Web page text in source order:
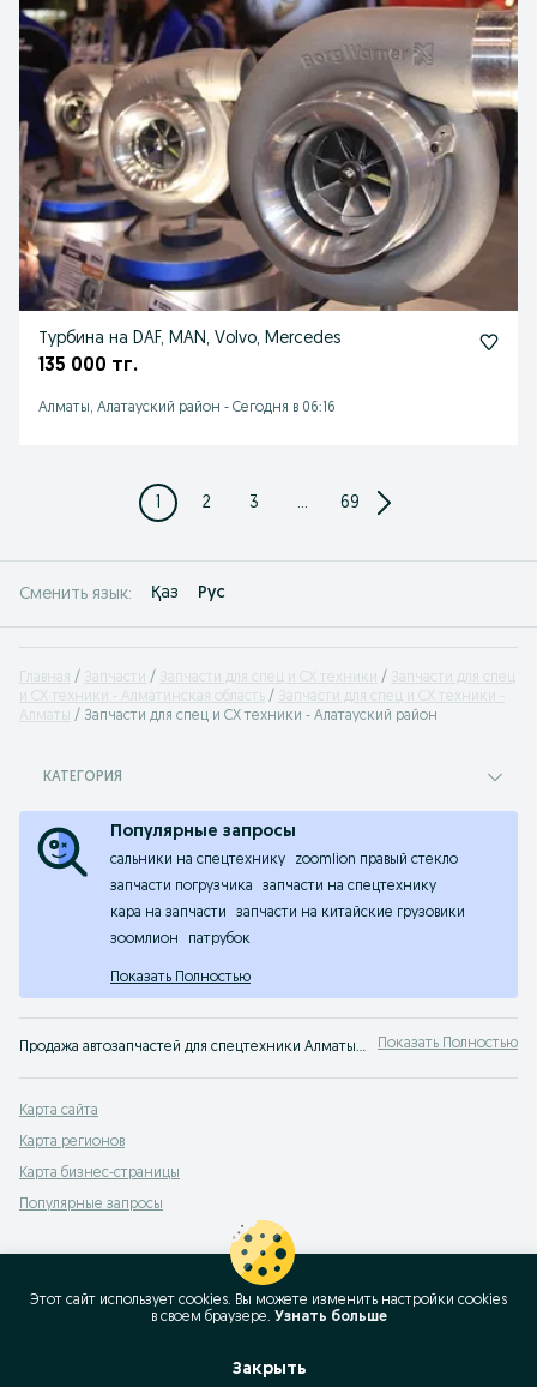
Турбина на DAF, MAN, Volvo, Mercedes
135 000 тг.
Алматы, Алатауский район - Сегодня в 06:16
1 2 3 ... 69
Сменить язык: Қаз Рус
Главная Запчасти Запчасти для спец и СХ техники
Запчасти для спец
и СХ техники - Алматинская область
Запчасти для спец и СХ техники -
Алматы
Запчасти для спец и СХ техники - Алатауский район
КАТЕГОРИЯ
Популярные запросы
сальники на спецтехнику
zoomlion правый стекло
запчасти погрузчика
запчасти на спецтехнику
кара на запчасти
запчасти на китайские грузовики
зоомлион
патрубок
Показать Полностью
Продажа автозапчастей для спецтехники Алматы ✔️ Большой выбор новых и бу запчастей для сельскохозяйственной техники по низким ценам на OLX.kz! Показать Полностью
Карта сайта
Карта регионов
Карта бизнес-страницы
Популярные запросы
Этот сайт использует cookies. Вы можете изменить настройки cookies
в своeм браузере. Узнать больше
Закрыть